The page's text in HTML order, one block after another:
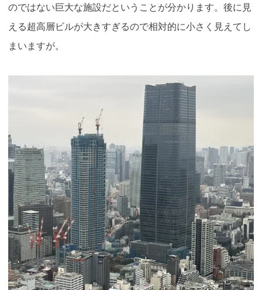
のではない巨大な施設だということが分かります。後に見
える超高層ビルが大きすぎるので相対的に小さく見えてし
まいますが。